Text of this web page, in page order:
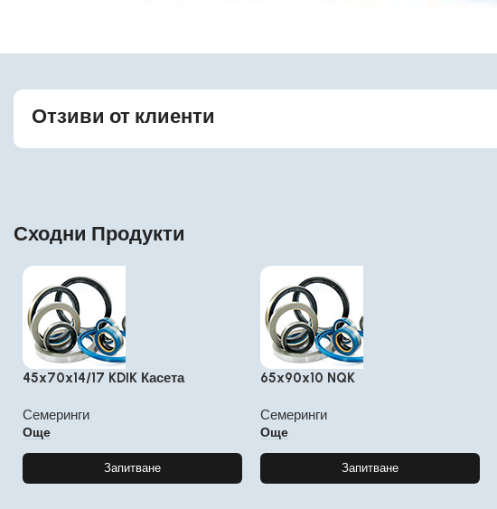
Отзиви от клиенти
Сходни Продукти
45x70x14/17 KDIK Касета
Семеринги
Още
Запитване
65x90x10 NQK
Семеринги
Още
Запитване